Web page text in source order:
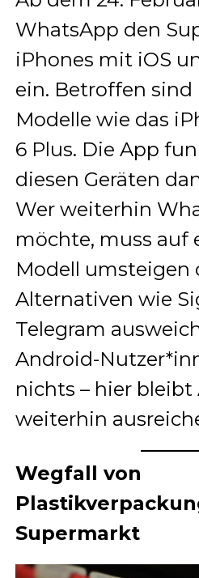
WhatsApp den
iPhones mit iOS
ein. Betroffen
Modelle wie das
6 Plus. Die App
diesen Geräten
Wer weiterhin
möchte, muss auf
Modell umsteigen
Alternativen wie
Telegram
Android-
nichts – hier bleibt
weiterhin
Wegfall von
Supermarkt